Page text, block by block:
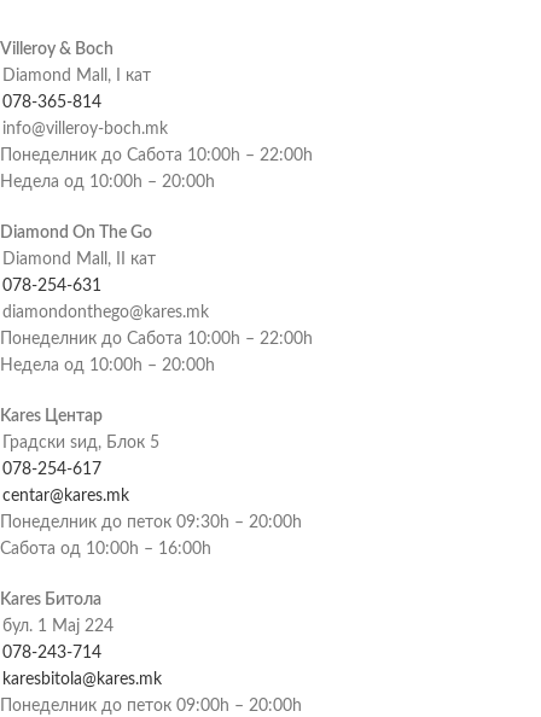
Villeroy & Boch
Diamond Mall, I кат
078-365-814
info@villeroy-boch.mk
Понеделник до Сабота 10:00h – 22:00h
Недела од 10:00h – 20:00h
Diamond On The Go
Diamond Mall, II кат
078-254-631
diamondonthego@kares.mk
Понеделник до Сабота 10:00h – 22:00h
Недела од 10:00h – 20:00h
Kares Центар
Градски ѕид, Блок 5
078-254-617
centar@kares.mk
Понеделник до петок 09:30h – 20:00h
Сабота од 10:00h – 16:00h
Kares Битола
бул. 1 Мај 224
078-243-714
karesbitola@kares.mk
Понеделник до петок 09:00h – 20:00h